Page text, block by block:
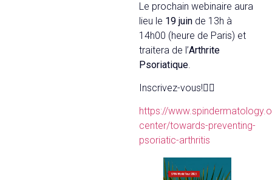
Le prochain webinaire aura
lieu le 19 juin de 13h à
14h00 (heure de Paris) et
traitera de l’Arthrite
Psoriatique
Inscrivez-vous!👇🏼
https://
center/towards-preventing-
psoriatic-arthritis